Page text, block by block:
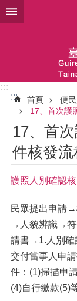
跳到主要內容區塊
:::
:::
首頁 便
17、首次護
17、首
件核發流
護照人別確認
民眾提出申請
→人貌辨識→符
請書→1.人別確
交付當事人申
件：(1)掃描申
(4)自行繳款(5)